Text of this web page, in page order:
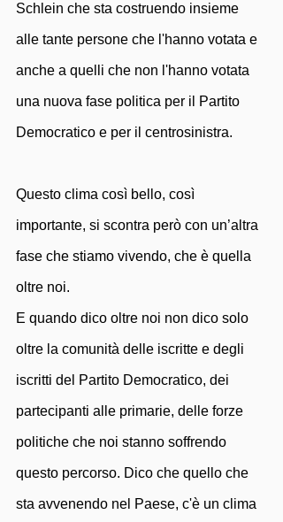
Schlein che sta costruendo insieme
alle tante persone che l'hanno votata e
anche a quelli che non l'hanno votata
una nuova fase politica per il Partito
Democratico e per il centrosinistra.
Questo clima così bello, così
importante, si scontra però con un’altra
fase che stiamo vivendo, che è quella
oltre noi.
E quando dico oltre noi non dico solo
oltre la comunità delle iscritte e degli
iscritti del Partito Democratico, dei
partecipanti alle primarie, delle forze
politiche che noi stanno soffrendo
questo percorso. Dico che quello che
sta avvenendo nel Paese, c'è un clima